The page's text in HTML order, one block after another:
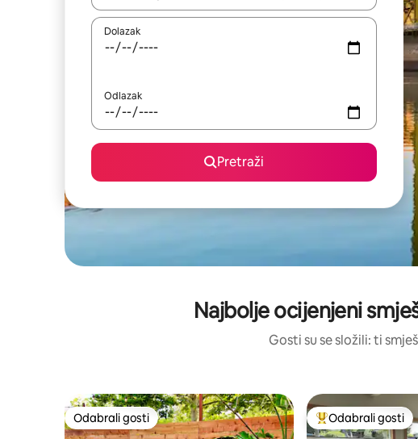
Dolazak
Odlazak
Pretraži
Najbolje ocijenjeni
Gosti su se složili: ti
Odabrali gosti
Odabrali gosti Među najviše
Odabrali gosti